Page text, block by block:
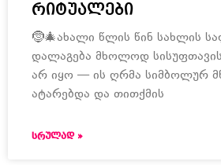
რიტუალები
🤶🎄ახალი წლის წინ სახლის
დალაგება მხოლოდ
არ იყო — ის ღრმა სიმბოლურ
ატარებდა და თითქმის
ᲡᲠᲣᲚᲐᲓ »